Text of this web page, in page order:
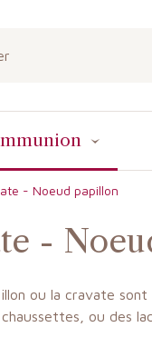
- Noeud papillon
-
ou la cravate
ou des